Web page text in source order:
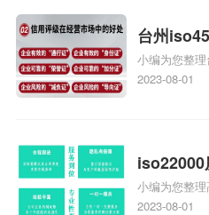
台州
台州
费
小编为您整
心哪家收费便
标准是什么相
查看下方正文！
2023-08-01
iso22000
向，质量
小编为您整
就业前景及就
2023-08-01